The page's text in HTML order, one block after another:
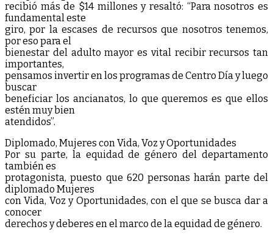
recibió más de $14 millones y resaltó: “Para nosotros es
fundamental este
giro, por la escases de recursos que nosotros tenemos,
por eso para el
bienestar del adulto mayor es vital recibir recursos tan
importantes,
pensamos invertir en los programas de Centro Día y luego
buscar
beneficiar los ancianatos, lo que queremos es que ellos
estén muy bien
atendidos”.
Diplomado, Mujeres con Vida, Voz y Oportunidades
Por su parte, la equidad de género del departamento
también es
protagonista, puesto que 620 personas harán parte del
diplomado Mujeres
con Vida, Voz y Oportunidades, con el que se busca dar a
conocer
derechos y deberes en el marco de la equidad de género.